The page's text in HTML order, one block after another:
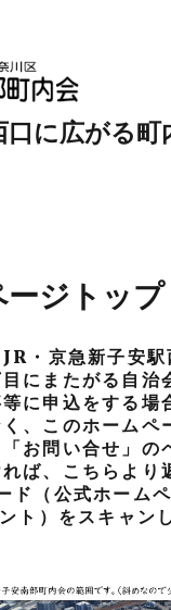
口に広がる町
ジトップ
・京急新子安駅
にまたがる自治
に申込をする場
、このホームペ
お問い合せ」の
ば、こちらより
ド（公式ホーム
ト）をスキャン